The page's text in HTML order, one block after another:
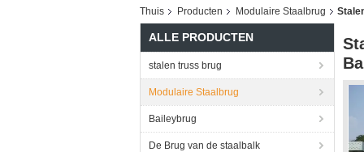
Thuis Producten Modulaire Staalbrug
ALLE PRODUCTEN
stalen truss brug
Modulaire Staalbrug
Baileybrug
De Brug van de staalbalk